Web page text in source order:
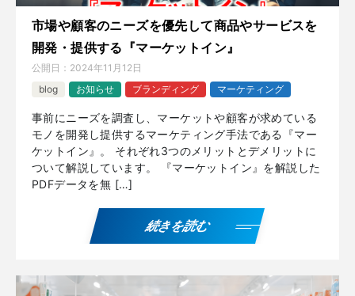
市場や顧客のニーズを優先して商品やサービスを
開発・提供する『マーケットイン』
公開日： 2024年11月12日
blog
お知らせ ブランディング マーケティング
事前にニーズを調査し、マーケットや顧客が求めている
モノを開発し提供するマーケティング手法である『マー
ケットイン』。 それぞれ3つのメリットとデメリットに
ついて解説しています。 『マーケットイン』を解説した
PDFデータを無 […]
続きを読む